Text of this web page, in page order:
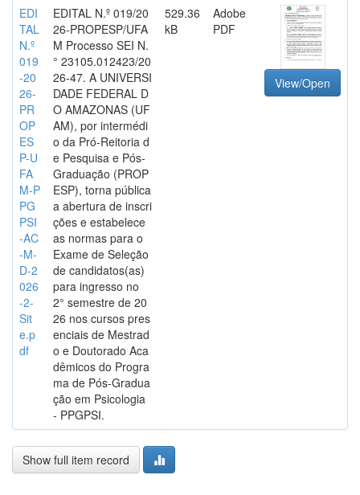
EDI
TAL
N.º
019
-20
26-
PR
OP
ES
P-U
FA
M-P
PG
PSI
-AC
-M-
D-2
026
-2-
Sit
e.p
df
EDITAL N.º 019/20
26-PROPESP/UFA
M Processo SEI N.
° 23105.012423/20
26-47. A UNIVERSI
DADE FEDERAL D
O AMAZONAS (UF
AM), por intermédi
o da Pró-Reitoria d
e Pesquisa e Pós-
Graduação (PROP
ESP), torna pública
a abertura de inscri
ções e estabelece
as normas para o
Exame de Seleção
de candidatos(as)
para ingresso no
2° semestre de 20
26 nos cursos pres
enciais de Mestrad
o e Doutorado Aca
dêmicos do Progra
ma de Pós-Gradua
ção em Psicologia
- PPGPSI.
529.36
kB
Adobe
PDF
View/Open
Show full item record